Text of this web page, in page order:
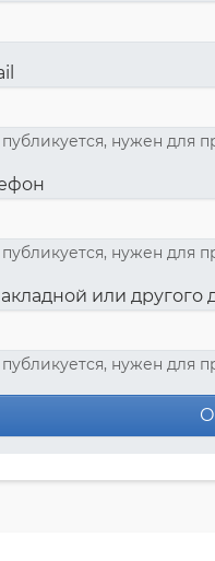
нужен для
нужен для
или другого
нужен для